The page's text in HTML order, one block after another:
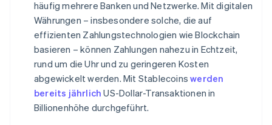
häufig mehrere Banken und Netzwerke. Mit digitalen
Währungen – insbesondere solche, die auf
effizienten Zahlungstechnologien wie Blockchain
basieren – können Zahlungen nahezu in Echtzeit,
rund um die Uhr und zu geringeren Kosten
abgewickelt werden. Mit Stablecoinswerden
bereits jährlich US-Dollar-Transaktionen in
Billionenhöhe durchgeführt.